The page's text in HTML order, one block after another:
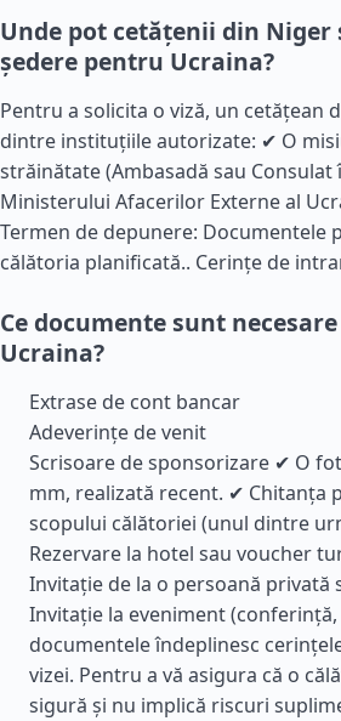
Unde pot cetățenii din Niger
ședere pentru Ucraina?
Pentru a solicita o viză, un cetățean
dintre instituțiile autorizate: ✔ O
străinătate (Ambasadă sau
Ministerului Afacerilor Externe al
Termen de depunere: Documentele
călătoria planificată.. Cerințe de
Ce documente sunt
Ucraina?
Extrase de cont bancar
Adeverințe de venit
Scrisoare de sponsorizare ✔ O
mm, realizată recent. ✔ Chitanța
scopului călătoriei (unul dintre
Rezervare la hotel sau voucher
Invitație de la o persoană privată
Invitație la eveniment
documentele îndeplinesc
vizei. Pentru a vă asigura că o
sigură și nu implică riscuri